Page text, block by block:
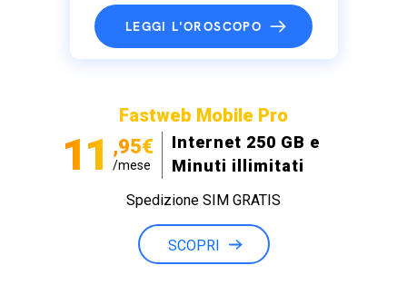
LEGGI L'OROSCOPO
Fastweb Mobile Pro
11 ,95€
/mese
Internet 250 GB e
Minuti illimitati
Spedizione SIM GRATIS
SCOPRI